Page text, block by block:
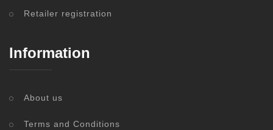
Retailer registration
Information
About us
Terms and Conditions